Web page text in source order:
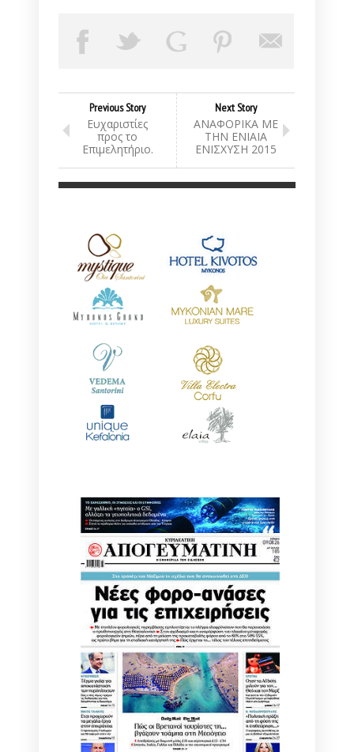
Previous Story
Ευχαριστίες
προς το
Επιμελητήριο.
Next Story
ΑΝΑΦΟΡΙΚΑ ΜΕ
ΤΗΝ ΕΝΙΑΙΑ
ΕΝΙΣΧΥΣΗ 2015